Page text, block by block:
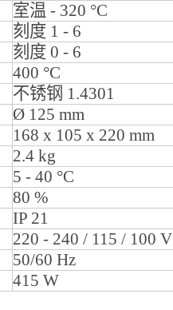
室温 - 320 °C
刻度 1 - 6
刻度 0 - 6
400 °C
不锈钢 1.4301
Ø 125 mm
168 x 105 x 220 mm
2.4 kg
5 - 40 °C
80 %
IP 21
220 - 240 / 115 / 100 V
50/60 Hz
415 W